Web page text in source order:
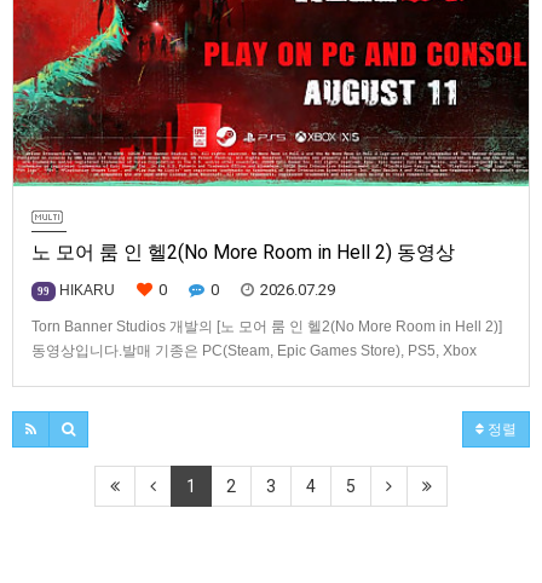
노 모어 룸 인 헬2(No More Room in Hell 2) 동영상
99 HIKARU 0 0 2026.07.29
Torn Banner Studios 개발의 [노 모어 룸 인 헬2(No More Room in Hell 2)]
동영상입니다.발매 기종은 PC(Steam, Epic Games Store), PS5, Xbox
정렬
1 2 3 4 5